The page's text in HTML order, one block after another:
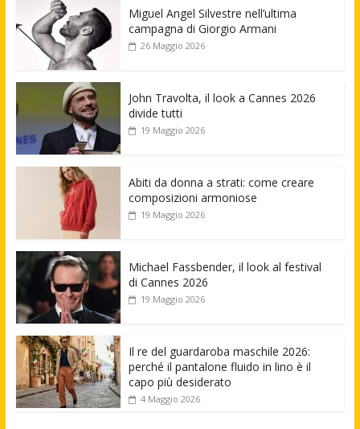
Miguel Angel Silvestre nell’ultima
campagna di Giorgio Armani
26 Maggio 2026
John Travolta, il look a Cannes 2026
divide tutti
19 Maggio 2026
Abiti da donna a strati: come creare
composizioni armoniose
19 Maggio 2026
Michael Fassbender, il look al festival
di Cannes 2026
19 Maggio 2026
Il re del guardaroba maschile 2026:
perché il pantalone fluido in lino è il
capo più desiderato
4 Maggio 2026